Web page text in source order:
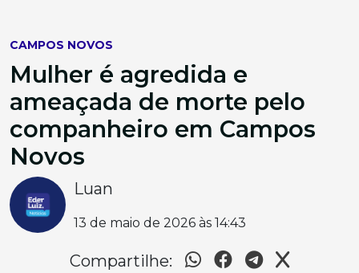
CAMPOS NOVOS
Mulher é agredida e
ameaçada de morte pelo
companheiro em Campos
Novos
Luan
13 de maio de 2026 às 14:43
Compartilhe: